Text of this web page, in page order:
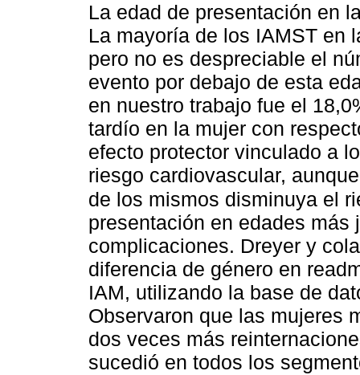
La edad de presentación en
La mayoría de los IAMST en
pero no es despreciable el
evento por debajo de esta
en nuestro trabajo fue el
tardío en la mujer con
efecto protector vinculado a
riesgo cardiovascular,
de los mismos disminuya el
presentación en edades
complicaciones. Dreyer y
diferencia de género en
IAM, utilizando la base de
Observaron que las mujeres
dos veces más
sucedió en todos los